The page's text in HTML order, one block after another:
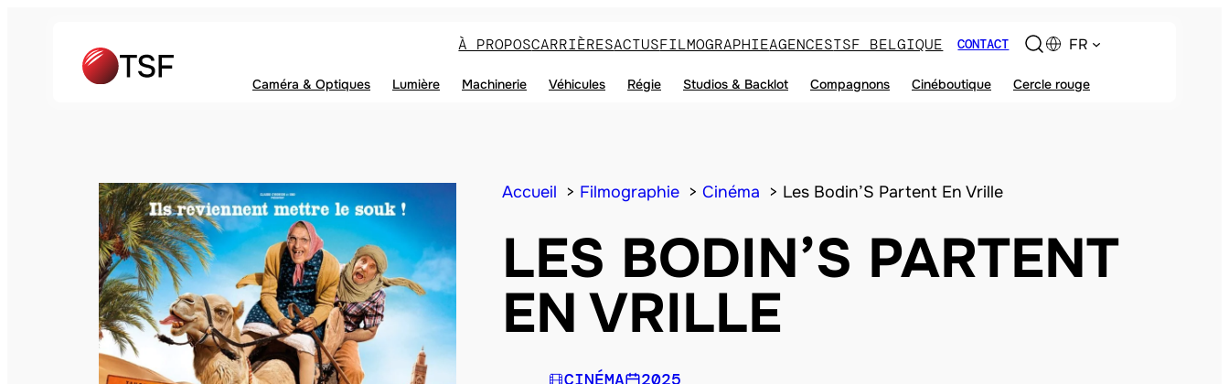
À PROPOSCARRIÈRESACTUSFILMOGRAPHIEAGENCESTSF BELGIQUE CONTACT FR
Caméra & Optiques Lumière Machinerie Véhicules Régie Studios & Backlot Compagnons Cinéboutique Cercle rouge
Accueil Filmographie Cinéma Les Bodin’S Partent En Vrille
LES BODIN’S PARTENT
EN VRILLE
CINÉMA
2025